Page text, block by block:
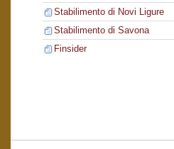
Stabilimento di Novi Ligure
Stabilimento di Savona
Finsider